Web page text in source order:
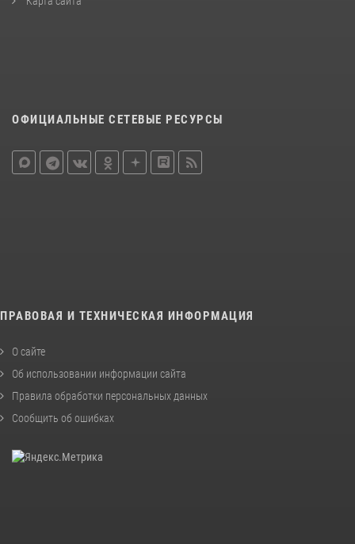
ОФИЦИАЛЬНЫЕ СЕТЕВЫЕ РЕСУРСЫ
ПРАВОВАЯ И ТЕХНИЧЕСКАЯ ИНФОРМАЦИЯ
О сайте
Об использовании информации сайта
Правила обработки персональных данных
Сообщить об ошибках